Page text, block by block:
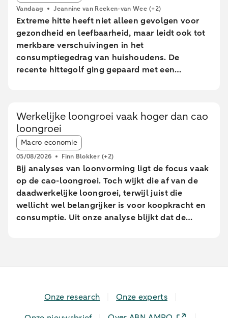
Vandaag Jeannine van Reeken-van Wee (+2)
Extreme hitte heeft niet alleen gevolgen voor
gezondheid en leefbaarheid, maar leidt ook tot
merkbare verschuivingen in het
consumptiegedrag van huishoudens. De
recente hittegolf ging gepaard met een
pinbestedingen eerst stegen en pas tijdens de
extreem warme dagen daalden. In sterk
stedelijke gebieden bleven de pinbetalingen
relatief beter op peil dan in minder stedelijke
gebieden. Met name uitgaven aan eet- en
drinkgelegenheden namen daar juist toe, terwijl
brandstof uitgaven elders sterk afnamen.
Werkelijke loongroei vaak hoger dan cao
loongroei
Article tags:
Macro economie
05/08/2026 Finn Blokker (+2)
Bij analyses van loonvorming ligt de focus vaak
op de cao-loongroei. Toch wijkt die af van de
daadwerkelijke loongroei, terwijl juist die
wellicht wel belangrijker is voor koopkracht en
consumptie. Uit onze analyse blijkt dat de
Onze research
Onze experts